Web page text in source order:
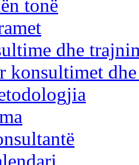
tonë
dhe
konsultimet